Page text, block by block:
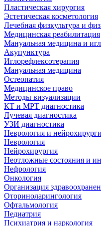
Пластическая хирургия
Эстетическая косметология
Лечебная физкультура и
Медицинская реабилитация
Мануальная медицина и
Акупунктура
Иглорефлексотерапия
Мануальная медицина
Остеопатия
Медицинское право
Методы визуализации
КТ и МРТ диагностика
Лучевая диагностика
УЗИ диагностика
Неврология и
Неврология
Нейрохирургия
Неотложные состояния и
Нефрология
Онкология
Организация
Оториноларингология
Офтальмология
Педиатрия
Психиатрия и наркология